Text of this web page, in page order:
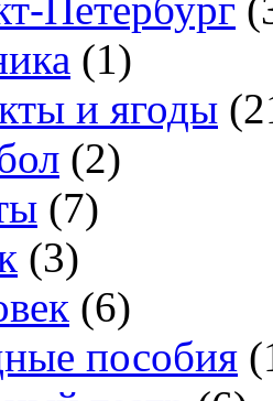
(1)
и ягоды
(2)
(7)
(3)
(6)
пособия